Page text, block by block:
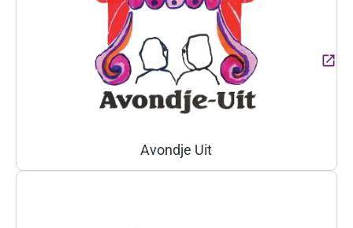
Avondje Uit